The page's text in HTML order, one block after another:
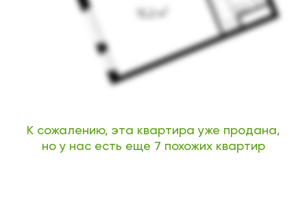
К сожалению, эта квартира уже продана,
но у нас есть еще 7 похожих квартир